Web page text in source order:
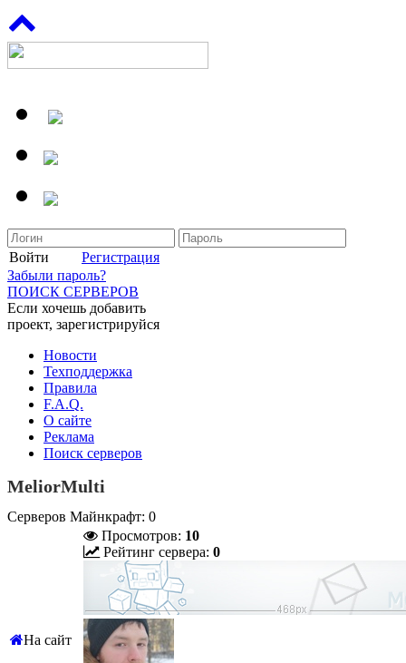
Войти
Регистрация
Забыли пароль?
ПОИСК СЕРВЕРОВ
Если хочешь добавить
проект, зарегистрируйся
Новости
Техподдержка
Правила
F.A.Q.
О сайте
Реклама
Поиск серверов
MeliorMulti
Серверов Майнкрафт: 0
На сайт
Просмотров: 10
Рейтинг сервера: 0